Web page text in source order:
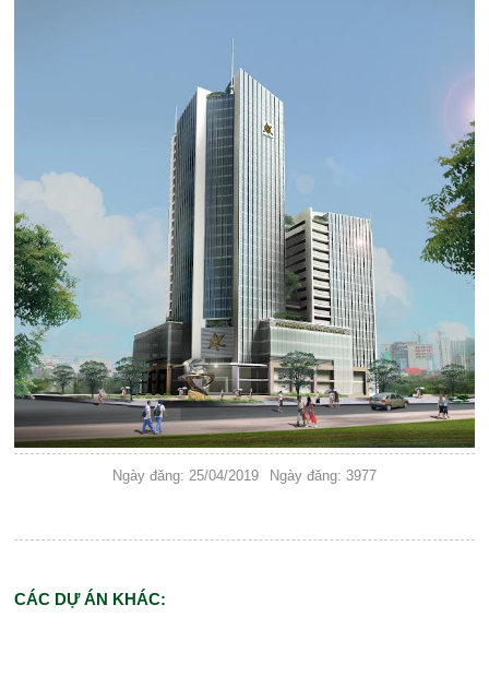
Ngày đăng: 25/04/2019 Ngày đăng: 3977
CÁC DỰ ÁN KHÁC: